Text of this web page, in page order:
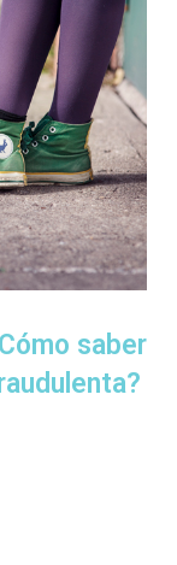
saber